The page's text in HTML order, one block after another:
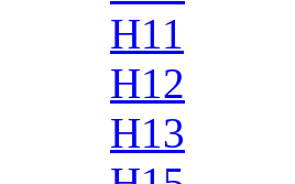
H11
H12
H13